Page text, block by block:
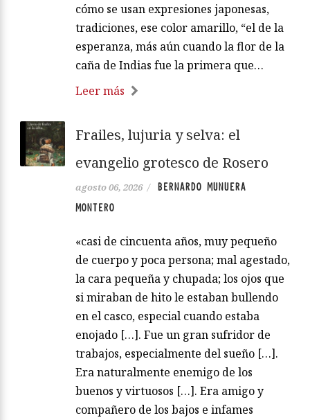
cómo se usan expresiones japonesas,
tradiciones, ese color amarillo, “el de la
esperanza, más aún cuando la flor de la
caña de Indias fue la primera que…
Leer más
Frailes, lujuria y selva: el
evangelio grotesco de Rosero
agosto 06, 2026 /
BERNARDO MUNUERA
MONTERO
«casi de cincuenta años, muy pequeño
de cuerpo y poca persona; mal agestado,
la cara pequeña y chupada; los ojos que
si miraban de hito le estaban bullendo
en el casco, especial cuando estaba
enojado […]. Fue un gran sufridor de
trabajos, especialmente del sueño […].
Era naturalmente enemigo de los
buenos y virtuosos […]. Era amigo y
compañero de los bajos e infames